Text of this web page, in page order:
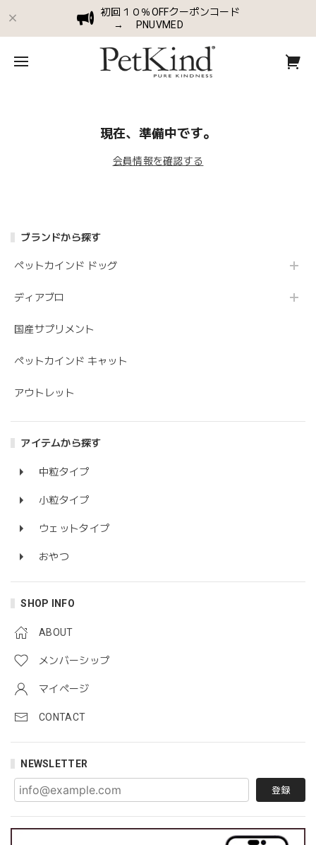
初回１０％OFFクーポンコード
→ PNUVMED
ブランドから探す
ペットカインド ドッグ
ディアブロ
国産サプリメント
ペットカインド キャット
アウトレット
アイテムから探す
中粒タイプ
小粒タイプ
ウェットタイプ
おやつ
SHOP INFO
ABOUT
メンバーシップ
マイページ
CONTACT
NEWSLETTER
登録
現在、準備中です。
会員情報を確認する